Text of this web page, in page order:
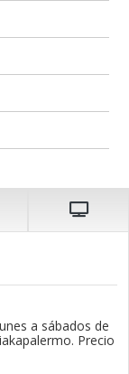
a sábados de
Precio